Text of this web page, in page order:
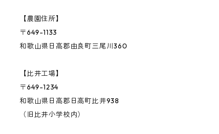
【農園住所】
〒649-1133
和歌山県日高郡由良町三尾川360
【比井工場】
〒649-1234
和歌山県日高郡日高町比井938
（旧比井小学校内）